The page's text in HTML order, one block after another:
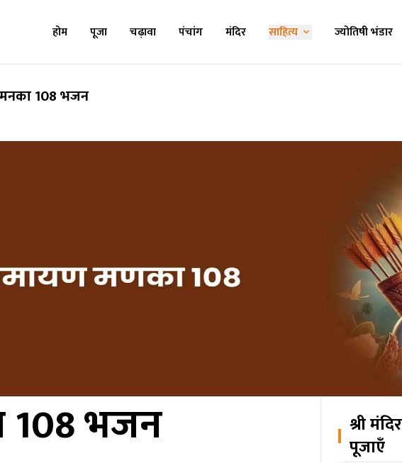
होम पूजा चढ़ावा पंचांग मंदिर साहित्य ज्योतिषी भंडार
108 भजन
108 भजन
श्री
पूजाएँ